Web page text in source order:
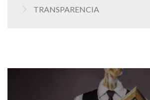
TRANSPARENCIA